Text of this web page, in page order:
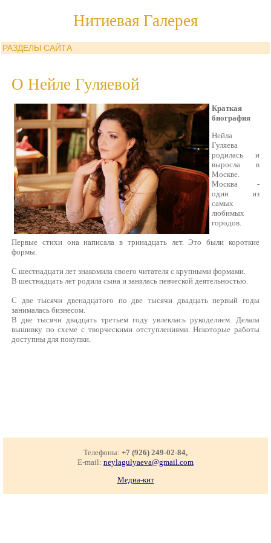
Нитиевая Галерея
РАЗДЕЛЫ САЙТА
О Нейле Гуляевой
Краткая
биография
Нейла
Гуляева
родилась и
выросла в
Москве.
Москва -
один из
самых
любимых
городов.
Первые стихи она написала в тринадцать лет. Это были короткие
формы.
С шестнадцати лет знакомила своего читателя с крупными формами.
В шестнадцать лет родила сына и занялась певческой деятельностью.
С две тысячи двенадцатого по две тысячи двадцать первый годы
занималась бизнесом.
В две тысячи двадцать третьем году увлеклась рукоделием. Делала
вышивку по схеме с творческими отступлениями. Некоторые работы
доступны для покупки.
Телефоны: +7 (926) 249-02-84,
E-mail: neylagulyaeva@gmail.com
Медиа-кит